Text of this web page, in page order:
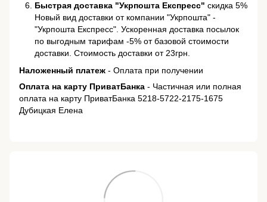
Быстрая доставка "Укрпошта Експресс" скидка 5%
Новый вид доставки от компании "Укрпошта" -
"Укрпошта Експресс". Ускоренная доставка посылок
по выгодным тарифам -5% от базовой стоимости
доставки. Стоимость доставки от 23грн.
Наложенный платеж - Оплата при получении
Оплата на карту ПриватБанка - Частичная или полная
оплата на карту ПриватБанка 5218-5722-2175-1675
Дубицкая Елена